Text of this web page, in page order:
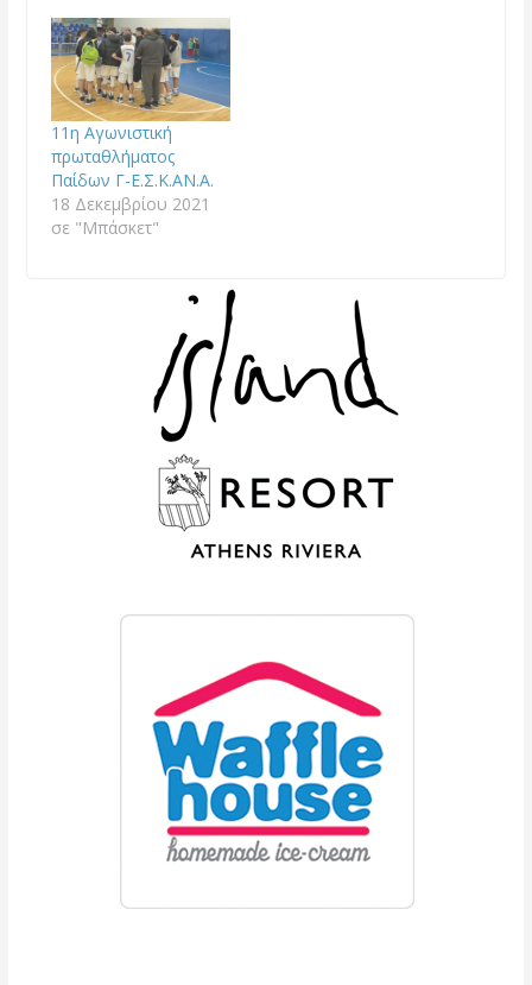
11η Αγωνιστική
πρωταθλήματος
Παίδων Γ-Ε.Σ.Κ.ΑΝ.Α.
18 Δεκεμβρίου 2021
σε "Μπάσκετ"